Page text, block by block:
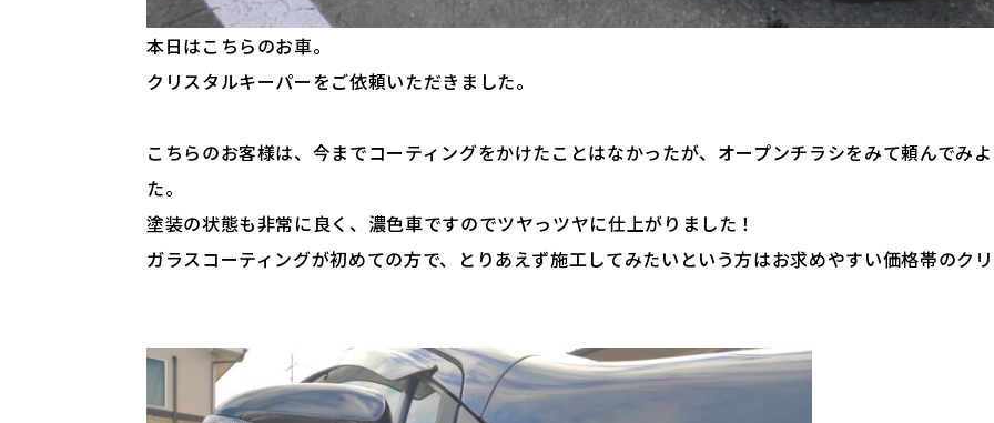
本日はこちらのお車。
クリスタルキーパーをご依頼いただきました。
こちらのお客様は、今までコーティングをかけたことはなかったが、オープンチラシをみて頼んでみ
た。
塗装の状態も非常に良く、濃色車ですのでツヤっツヤに仕上がりました！
ガラスコーティングが初めての方で、とりあえず施工してみたいという方はお求めやすい価格帯のク